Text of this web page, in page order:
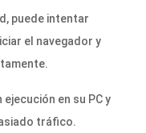
puede intentar
el navegador y
en su PC y
tráfico.